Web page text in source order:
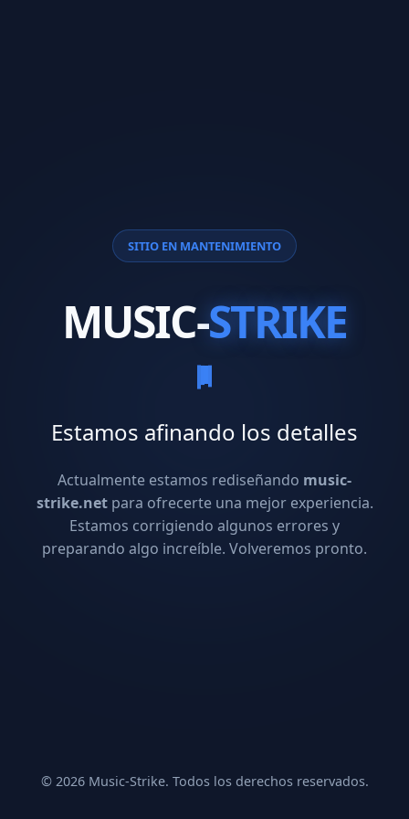
SITIO EN MANTENIMIENTO
MUSIC-STRIKE
Estamos afinando los detalles
Actualmente estamos rediseñando music-
strike.netpara ofrecerte una mejor experiencia.
Estamos corrigiendo algunos errores y
preparando algo increíble. Volveremos pronto.
© 2026 Music-Strike. Todos los derechos reservados.